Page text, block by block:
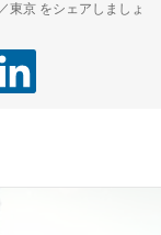
東京 をシェアしましょ